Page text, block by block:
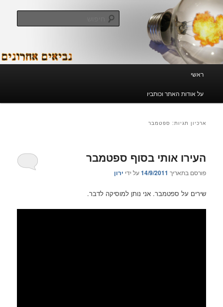
לדלג
לתוכן
לדלג
לתוכן
המשני
נביאים אחרונים
ראשי
על אודות האתר וכותביו
ארכיון תגיות: ספטמבר
העירו אותי בסוף ספטמבר
פורסם בתאריך 14/9/2011על ידי ירון
שירים על ספטמבר. אני נותן למוסיקה לדבר.